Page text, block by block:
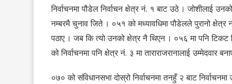
निर्वाचनमा पौडेल निर्वाचन क्षेत्र नं. १ बाट उठे । जोशीलाई
नम्बरमै चुनाव जिते । ०५१ को मध्यावधिमा पौडेलले पुरानो
पठाए । जब कि त्यो उनको क्षेत्र नै थिएन । ०५६ मा पनि टिकट
को निर्वाचनमा पनि क्षेत्र नं. ३ मा ताराराजरानालाई उम्मेदवार
०७० को संविधानसभा दोस्रो निर्वाचनमा तनहुँ २ बाट